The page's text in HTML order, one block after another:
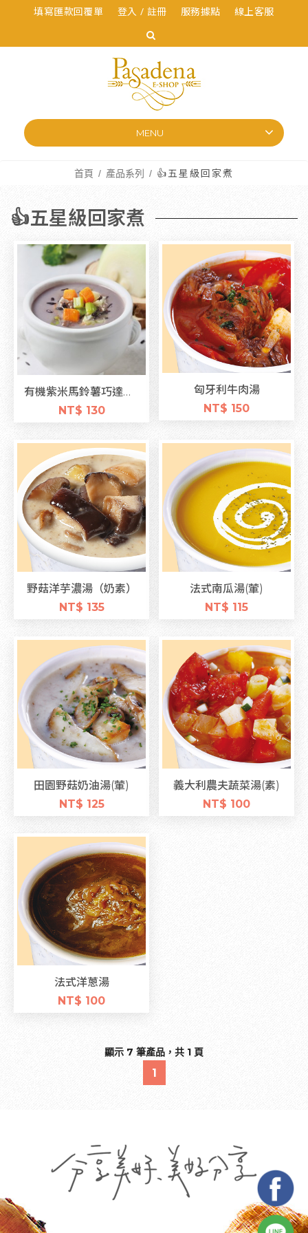
填寫匯款回覆單 登入 / 註冊 服務據點 線上客服
MENU
首頁 產品系列 👍五星級回家煮
👍五星級回家煮
有機紫米馬鈴薯巧達濃湯
NT$ 130
匈牙利牛肉湯
NT$ 150
野菇洋芋濃湯（奶素）
NT$ 135
法式南瓜湯(葷)
NT$ 115
田園野菇奶油湯(葷)
NT$ 125
義大利農夫蔬菜湯(素)
NT$ 100
法式洋蔥湯
NT$ 100
顯示 7 筆產品，共 1 頁
1